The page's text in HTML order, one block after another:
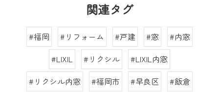
関連タグ
#福岡 #リフォーム #戸建 #窓
#内窓
#LIXIL
#リクシル
#LIXIL内窓
#リクシル内窓
#福岡市 #早良区 #飯倉